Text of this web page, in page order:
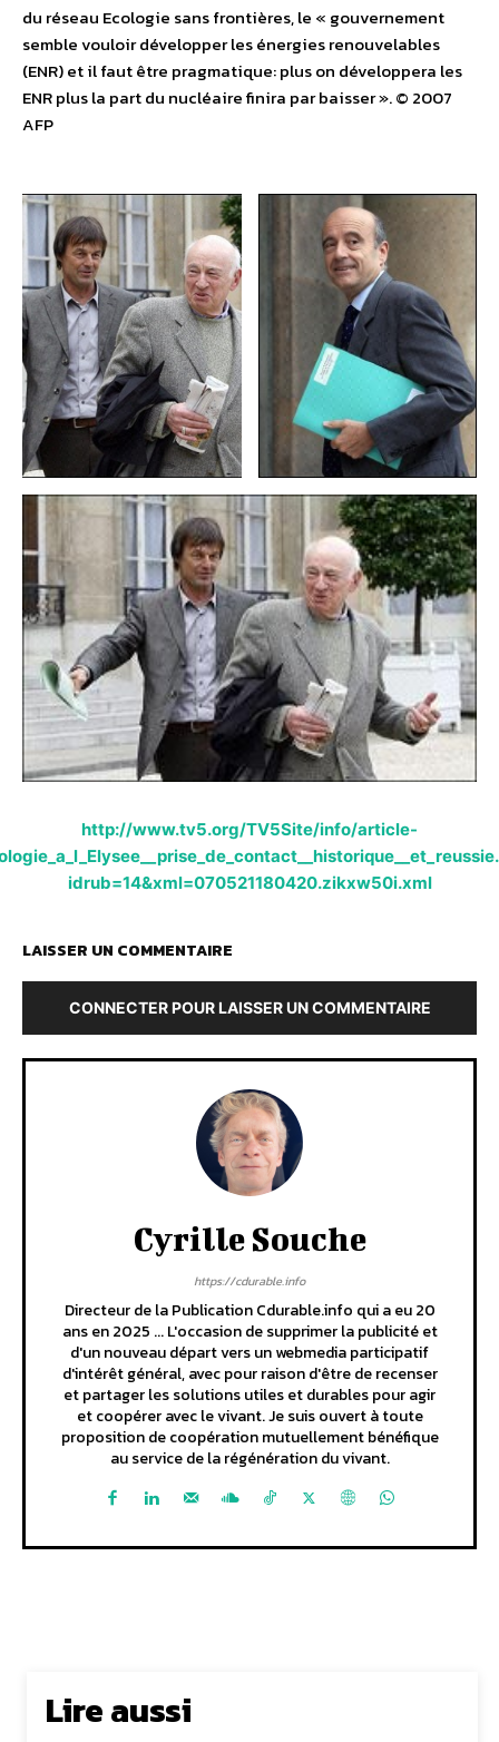
du réseau Ecologie sans frontières, le « gouvernement
semble vouloir développer les énergies renouvelables
(ENR) et il faut être pragmatique: plus on développera les
ENR plus la part du nucléaire finira par baisser ». © 2007
AFP
http://www.tv5.org/TV5Site/info/article-
idrub=14&xml=070521180420.zikxw50i.xml
LAISSER UN COMMENTAIRE
CONNECTER POUR LAISSER UN COMMENTAIRE
Cyrille Souche
https://cdurable.info
Directeur de la Publication Cdurable.info qui a eu 20
ans en 2025 ... L'occasion de supprimer la publicité et
d'un nouveau départ vers un webmedia participatif
d'intérêt général, avec pour raison d'être de recenser
et partager les solutions utiles et durables pour agir
et coopérer avec le vivant. Je suis ouvert à toute
proposition de coopération mutuellement bénéfique
au service de la régénération du vivant.
Lire aussi